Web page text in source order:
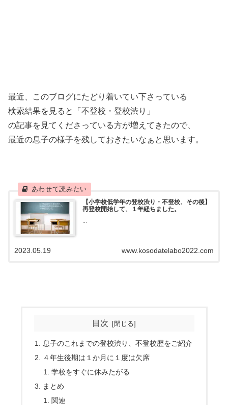
最近、このブログにたどり着いてい下さっている
検索結果を見ると「不登校・登校渋り」
の記事を見てくださっている方が増えてきたので、
最近の息子の様子を残しておきたいなぁと思います。
【小学校低学年の登校渋り・不登校、その後】
再登校開始して、１年経ちました。
www.kosodatelabo2022.com
2023.05.19
目次
息子のこれまでの登校渋り、不登校歴をご紹介
４年生後期は１か月に１度は欠席
学校をすぐに休みたがる
まとめ
関連